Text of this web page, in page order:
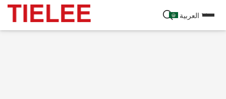
العربية